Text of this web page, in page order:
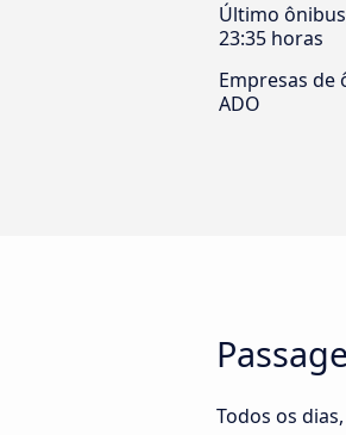
Último ônibus
23:35 horas
Empresas de
ADO
Todos os